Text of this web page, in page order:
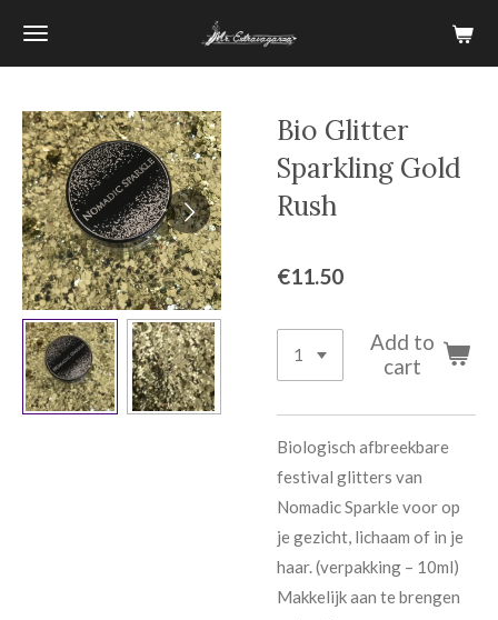
Skip
content
Bio Glitter
Sparkling Gold
Rush
€11.50
Add to
cart
Biologisch afbreekbare
festival glitters van
Nomadic Sparkle voor op
je gezicht, lichaam of in je
haar. (verpakking – 10ml)
Makkelijk aan te brengen